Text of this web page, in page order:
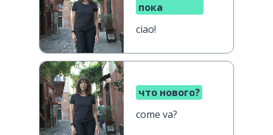
пока
ciao!
что нового?
come va?